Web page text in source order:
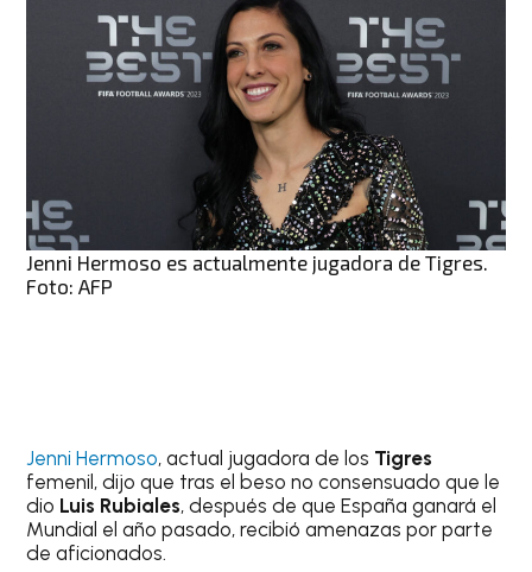
Jenni Hermoso es actualmente jugadora de Tigres.
Foto: AFP
Jenni Hermoso, actual jugadora de los Tigres
femenil, dijo que tras el beso no consensuado que le
dio Luis Rubiales, después de que España ganará el
Mundial el año pasado, recibió amenazas por parte
de aficionados.